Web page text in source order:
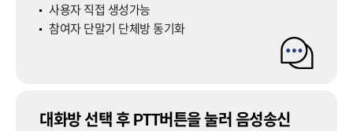
사용자 직접 생성가능
참여자 단말기 단체방 동기화
대화방 선택 후 PTT버튼을 눌러 음성송신